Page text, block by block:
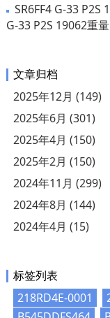
SR6FF4 G-33 P2S
G-33 P2S 19062重量
文章归档
2025年12月 (149)
2025年6月 (301)
2025年4月 (150)
2025年2月 (150)
2024年11月 (299)
2024年8月 (144)
2024年4月 (15)
标签列表
218RD4E-0001